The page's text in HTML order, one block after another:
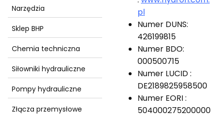
Narzędzia
Sklep BHP
Chemia techniczna
Siłowniki hydrauliczne
Pompy hydrauliczne
Złącza przemysłowe
pl
Numer DUNS:
426199815
Numer BDO:
000500715
Numer LUCID :
DE2189825958500
Numer EORI :
504000275200000